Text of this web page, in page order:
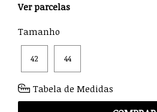
Ver parcelas
Tamanho
42 44
Tabela de Medidas